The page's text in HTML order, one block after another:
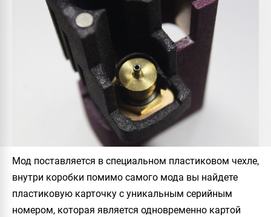
Мод поставляется в специальном пластиковом чехле,
внутри коробки помимо самого мода вы найдете
пластиковую карточку с уникальным серийным
номером, которая является одновременно картой